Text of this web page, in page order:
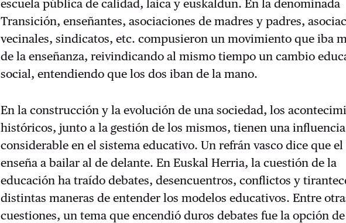
escuela pública de calidad, laica y euskaldun. En la denominada
Transición, enseñantes, asociaciones de madres y padres,
vecinales, sindicatos, etc. compusieron un movimiento que iba
de la enseñanza, reivindicando al mismo tiempo un cambio
social, entendiendo que los dos iban de la mano.
En la construcción y la evolución de una sociedad, los
históricos, junto a la gestión de los mismos, tienen una influencia
considerable en el sistema educativo. Un refrán vasco dice que el
enseña a bailar al de delante. En Euskal Herria, la cuestión de la
educación ha traído debates, desencuentros, conflictos y
distintas maneras de entender los modelos educativos. Entre
cuestiones, un tema que encendió duros debates fue la opción